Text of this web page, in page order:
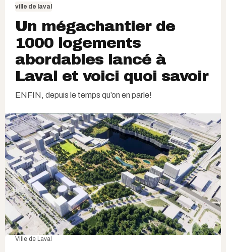
ville de laval
Un mégachantier de
1000 logements
abordables lancé à
Laval et voici quoi savoir
ENFIN, depuis le temps qu’on en parle!
Ville de Laval